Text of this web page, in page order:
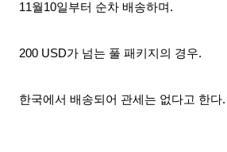
11월10일부터 순차 배송하며.
200 USD가 넘는 풀 패키지의 경우.
한국에서 배송되어 관세는 없다고 한다.